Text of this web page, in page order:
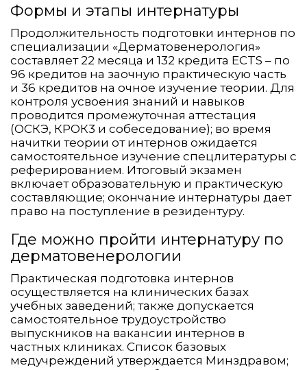
Формы и этапы интернатуры
Продолжительность подготовки интернов по
специализации «Дерматовенерология»
составляет 22 месяца и 132 кредита ECTS – по
96 кредитов на заочную практическую часть
и 36 кредитов на очное изучение теории. Для
контроля усвоения знаний и навыков
проводится промежуточная аттестация
(ОСКЭ, КРОК3 и собеседование); во время
начитки теории от интернов ожидается
самостоятельное изучение спецлитературы с
реферированием. Итоговый экзамен
включает образовательную и практическую
составляющие; окончание интернатуры дает
право на поступление в резидентуру.
Где можно пройти интернатуру по
дерматовенерологии
Практическая подготовка интернов
осуществляется на клинических базах
учебных заведений; также допускается
самостоятельное трудоустройство
выпускников на вакансии интернов в
частных клиниках. Список базовых
медучреждений утверждается Минздравом;